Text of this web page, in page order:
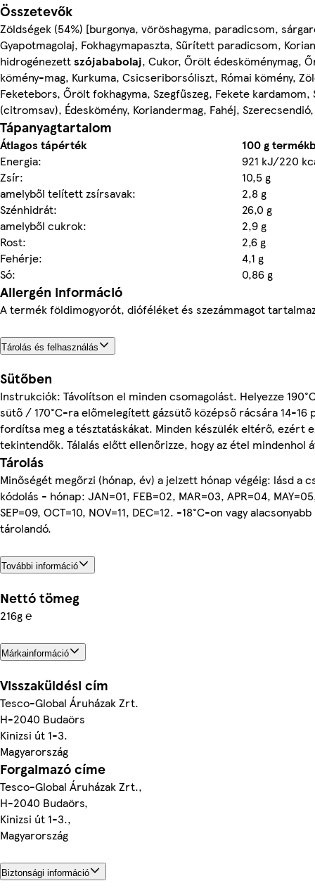
Összetevők
Zöldségek (54%) [burgonya, vöröshagyma, paradicsom,
Gyapotmagolaj, Fokhagymapaszta, Sűrített paradicsom,
hidrogénezettszójababolaj, Cukor, Őrölt édesköménymag,
kömény-mag, Kurkuma, Csicseriborsóliszt, Római kömény,
Feketebors, Őrölt fokhagyma, Szegfűszeg, Fekete kardamom,
(citromsav), Édeskömény, Koriandermag, Fahéj,
Tápanyagtartalom
Átlagos tápérték
100 g
Energia:
921 kJ/220
Zsír:
10,5 g
amelyből telített zsírsavak:
2,8 g
Szénhidrát:
26,0 g
amelyből cukrok:
2,9 g
Rost:
2,6 g
Fehérje:
4,1 g
Só:
0,86 g
Allergén információ
A termék földimogyorót, dióféléket és szezámmagot
Tárolás és felhasználás
Sütőben
Instrukciók: Távolítson el minden csomagolást. Helyezze
sütő / 170°C-ra előmelegített gázsütő középső rácsára 14-
fordítsa meg a tésztatáskákat. Minden készülék eltérő, ezért
tekintendők. Tálalás előtt ellenőrizze, hogy az étel
Tárolás
Minőségét megőrzi (hónap, év) a jelzett hónap végéig: lásd a
kódolás - hónap: JAN=01, FEB=02, MAR=03, APR=04,
SEP=09, OCT=10, NOV=11, DEC=12. -18°C-on vagy
tárolandó.
További információ
Nettó tömeg
216g ℮
Márkainformáció
Visszaküldési cím
Tesco-Global Áruházak Zrt.
H-2040 Budaörs
Kinizsi út 1-3.
Magyarország
Forgalmazó címe
Tesco-Global Áruházak Zrt.,
H-2040 Budaörs,
Kinizsi út 1-3.,
Magyarország
Biztonsági információ